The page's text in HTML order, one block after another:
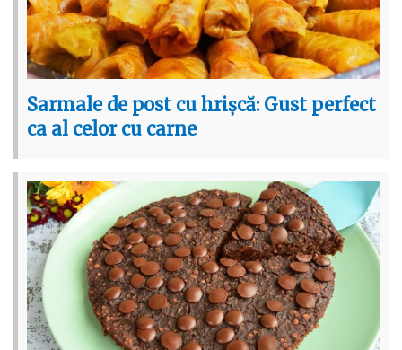
Sarmale de post cu hrișcă: Gust perfect
ca al celor cu carne